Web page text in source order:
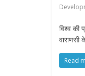
विश्व की
Read